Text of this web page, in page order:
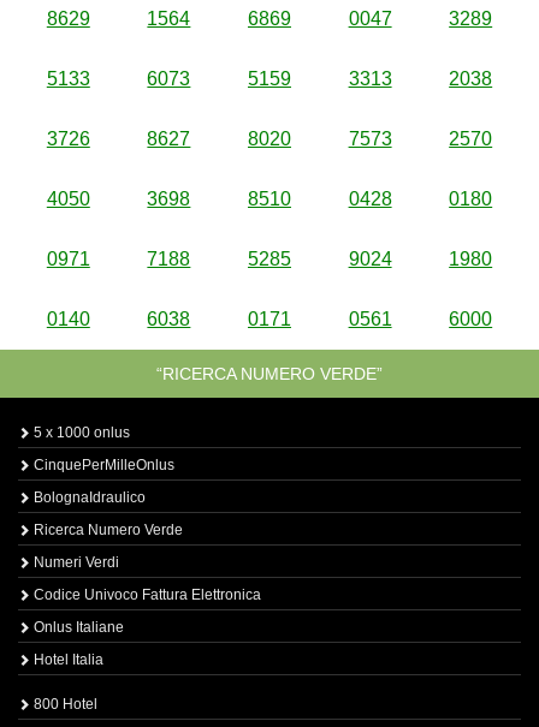
8629 1564 6869 0047 3289
5133 6073 5159 3313 2038
3726 8627 8020 7573 2570
4050 3698 8510 0428 0180
0971 7188 5285 9024 1980
0140 6038 0171 0561 6000
“RICERCA NUMERO VERDE”
5 x 1000 onlus
CinquePerMilleOnlus
BolognaIdraulico
Ricerca Numero Verde
Numeri Verdi
Codice Univoco Fattura Elettronica
Onlus Italiane
Hotel Italia
800 Hotel